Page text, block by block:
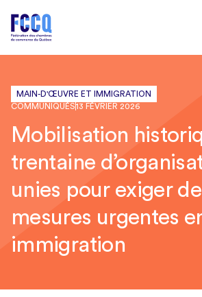
MAIN-D'ŒUVRE ET IMMIGRATION
COMMUNIQUÉS13 FÉVRIER 2026
Mobilisation
trentaine
unies pour exiger
mesures urgentes
immigration